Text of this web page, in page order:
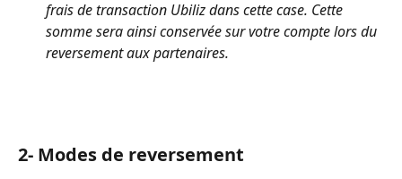
frais de transaction Ubiliz dans cette case. Cette
somme sera ainsi conservée sur votre compte lors du
reversement aux partenaires.
2- Modes de reversement